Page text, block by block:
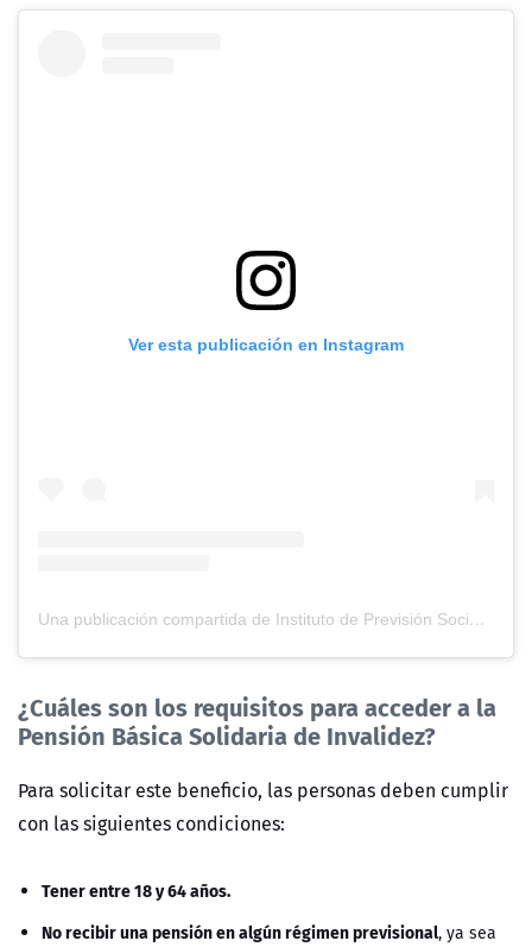
Ver esta publicación en Instagram
Una publicación compartida de Instituto de Previsión Social (@ipsgobchile)
¿Cuáles son los requisitos para acceder a la
Pensión Básica Solidaria de Invalidez?
Para solicitar este beneficio, las personas deben cumplir
con las siguientes condiciones:
Tener entre 18 y 64 años.
No recibir una pensión en algún régimen previsional, ya sea